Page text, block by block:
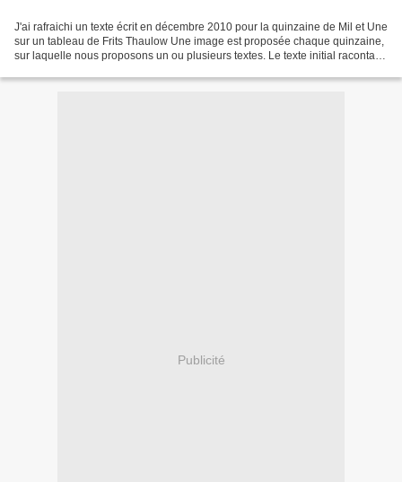
J'ai rafraichi un texte écrit en décembre 2010 pour la quinzaine de Mil et Une
sur un tableau de Frits Thaulow Une image est proposée chaque quinzaine,
sur laquelle nous proposons un ou plusieurs textes. Le texte initial racontait
Publicité